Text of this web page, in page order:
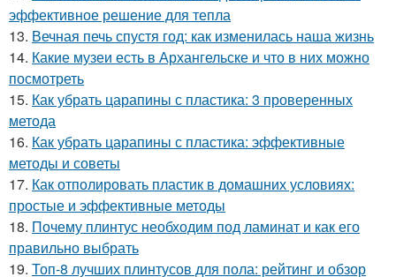
эффективное решение для тепла
13. Вечная печь спустя год: как изменилась наша жизнь
14. Какие музеи есть в Архангельске и что в них можно
посмотреть
15. Как убрать царапины с пластика: 3 проверенных
метода
16. Как убрать царапины с пластика: эффективные
методы и советы
17. Как отполировать пластик в домашних условиях:
простые и эффективные методы
18. Почему плинтус необходим под ламинат и как его
правильно выбрать
19. Топ-8 лучших плинтусов для пола: рейтинг и обзор